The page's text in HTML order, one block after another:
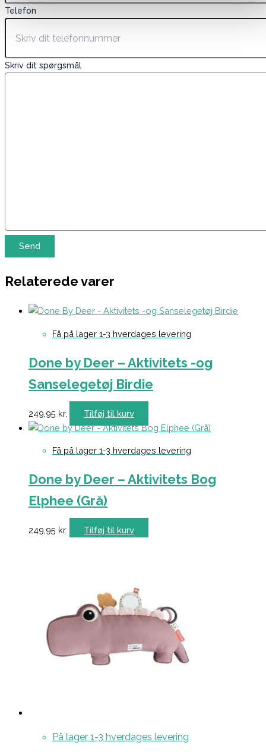
Telefon
Skriv dit spørgsmål
Relaterede varer
Få på lager 1-3 hverdages levering
Done by Deer – Aktivitets -og
Sanselegetøj Birdie
249,95 kr. Tilføj til kurv
Få på lager 1-3 hverdages levering
Done by Deer – Aktivitets Bog
Elphee (Grå)
249,95 kr. Tilføj til kurv
På lager 1-3 hverdages levering